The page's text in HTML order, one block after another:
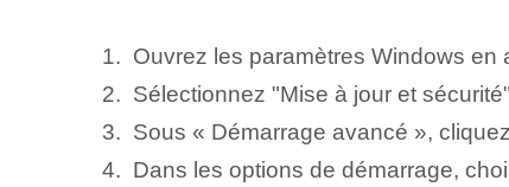
Ouvrez les paramètres Windows
Sélectionnez "Mise à jour et
Sous « Démarrage avancé »,
Dans les options de démarrage,